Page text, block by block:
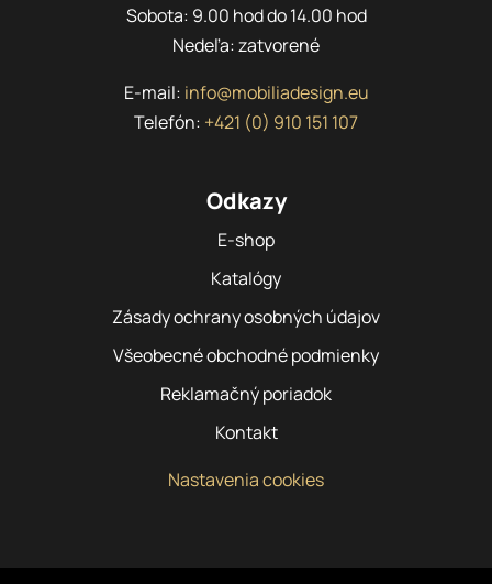
Sobota: 9.00 hod do 14.00 hod
Nedeľa: zatvorené
E-mail: info@mobiliadesign.eu
Telefón: +421 (0) 910 151 107
Odkazy
E-shop
Katalógy
Zásady ochrany osobných údajov
Všeobecné obchodné podmienky
Reklamačný poriadok
Kontakt
Nastavenia cookies